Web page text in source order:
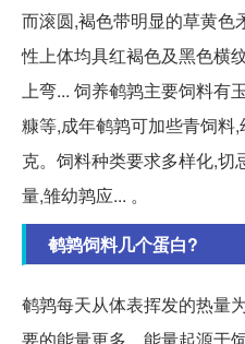
而滚圆,褐色带明显的草黄色
性上体均具红褐色及黑色横
上弯... 饲养鹌鹑主要饲料有
糠等,成年鹌鹑可加些青饲料
克。饲料种类要求多样化,切
量,雏幼鹑应... 。
鹌鹑饲料几个蛋白?
鹌鹑每天从体表挥发的热量